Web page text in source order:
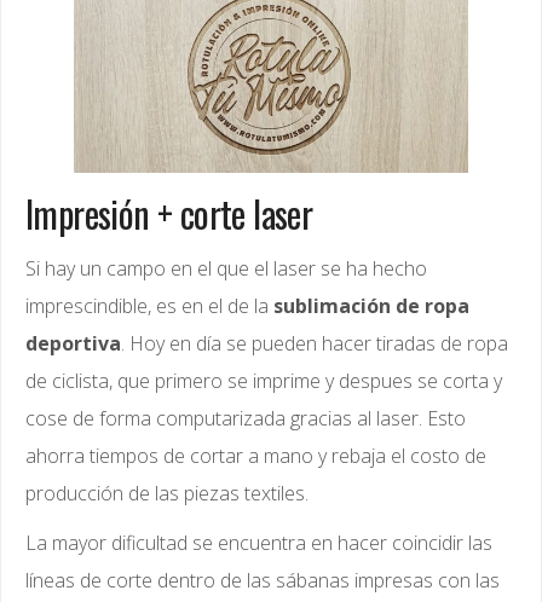
Impresión + corte laser
Si hay un campo en el que el laser se ha hecho
imprescindible, es en el de la sublimación de ropa
deportiva. Hoy en día se pueden hacer tiradas de ropa
de ciclista, que primero se imprime y despues se corta y
cose de forma computarizada gracias al laser. Esto
ahorra tiempos de cortar a mano y rebaja el costo de
producción de las piezas textiles.
La mayor dificultad se encuentra en hacer coincidir las
líneas de corte dentro de las sábanas impresas con las